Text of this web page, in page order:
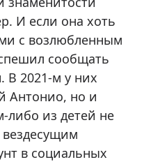
И если она хоть
с возлюбленным
сообщать
В 2021-м у них
Антонио, но и
либо из детей не
в социальных